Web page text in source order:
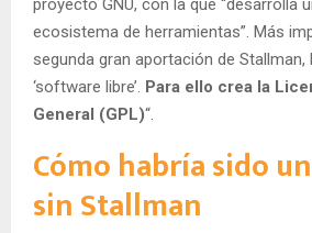
ecosistema de herramientas”. Más
segunda gran aportación de Stallman,
‘software libre’. Para ello crea la
General (GPL)“.
Cómo habría sido
sin Stallman